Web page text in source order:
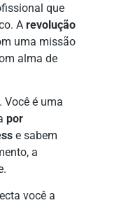
que
A revolução
uma missão
alma de
Você é uma
por
e sabem
a
você a